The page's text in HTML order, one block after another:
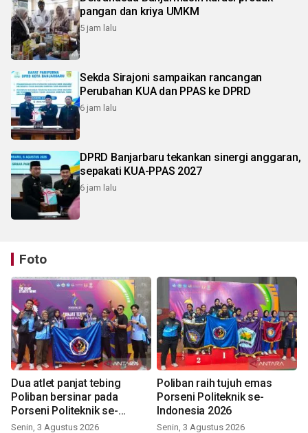
pangan dan kriya UMKM
5 jam lalu
Sekda Sirajoni sampaikan rancangan
Perubahan KUA dan PPAS ke DPRD
6 jam lalu
DPRD Banjarbaru tekankan sinergi anggaran,
sepakati KUA-PPAS 2027
6 jam lalu
Foto
Dua atlet panjat tebing
Poliban bersinar pada
Porseni Politeknik se-
Indonesia 2026
Senin, 3 Agustus 2026
Poliban raih tujuh emas
Porseni Politeknik se-
Indonesia 2026
Senin, 3 Agustus 2026